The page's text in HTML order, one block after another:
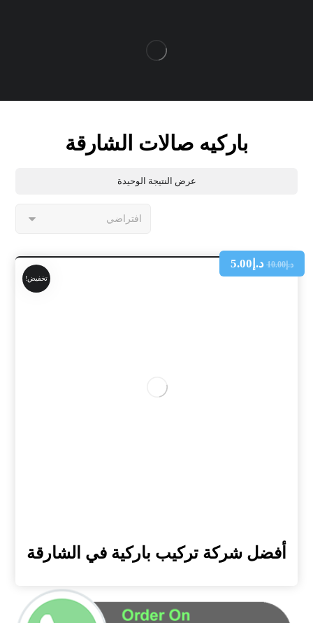
باركيه صالات الشارقة
عرض النتيجة الوحيدة
تخفيض!
أفضل شركة تركيب باركية في الشارقة
د.إ10.00 د.إ 5.00